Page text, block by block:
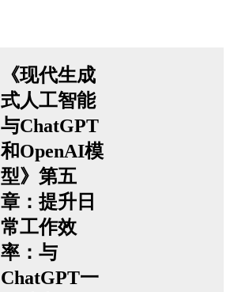
《现代生成
式人工智能
与ChatGPT
和OpenAI模
型》第五
章：提升日
常工作效
率：与
ChatGPT一